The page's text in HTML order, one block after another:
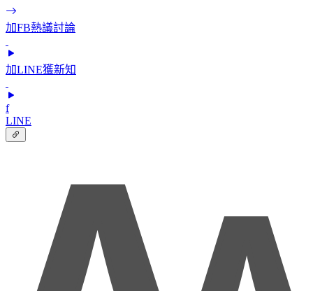
加FB熱議討論
加LINE獲新知
f
LINE